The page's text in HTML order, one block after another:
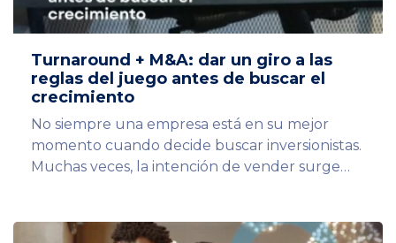
Turnaround + M&A: dar un giro a las
reglas del juego antes de buscar el
crecimiento
No siempre una empresa está en su mejor
momento cuando decide buscar inversionistas.
Muchas veces, la intención de vender surge…